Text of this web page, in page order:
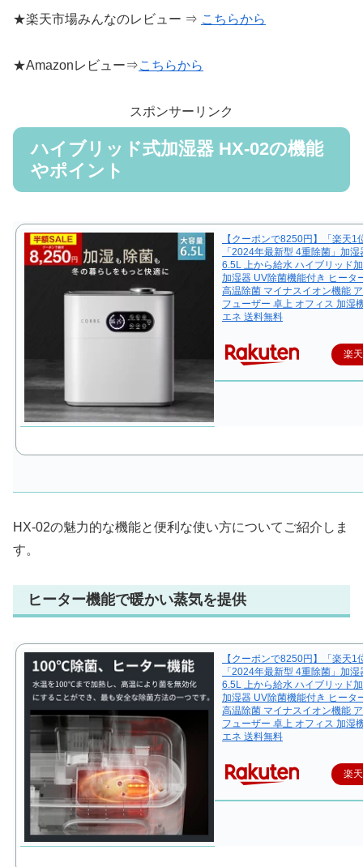
★楽天市場みんなのレビュー ⇒ こちらから
★Amazonレビュー⇒こちらから
スポンサーリンク
ハイブリッド式加湿器 HX-02の機能
やポイント
【クーポンで8250円】「楽天1
「2024年最新型 4重除菌」加
6.5L 上から給水 ハイブリッド
加湿器 UV除菌機能付き ヒータ
高温除菌 マイナスイオン機能
フューザー 卓上 オフィス 加湿
エネ 送料無料
楽
HX-02の魅力的な機能と便利な使い方についてご紹介しま
す。
ヒーター機能で暖かい蒸気を提供
【クーポンで8250円】「楽天1
「2024年最新型 4重除菌」加
6.5L 上から給水 ハイブリッド
加湿器 UV除菌機能付き ヒータ
高温除菌 マイナスイオン機能
フューザー 卓上 オフィス 加湿
エネ 送料無料
楽